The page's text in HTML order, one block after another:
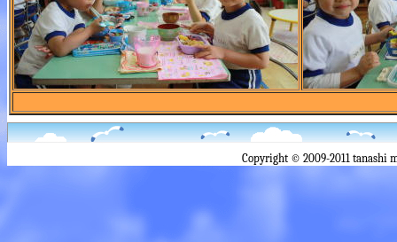
Copyright © 2009-2011 tanashi